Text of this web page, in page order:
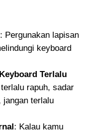
: Pergunakan lapisan
keyboard
Terlalu
rapuh, sadar
jangan terlalu
: Kalau kamu